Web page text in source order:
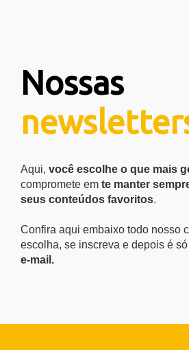
Nossas
Aqui, você escolhe o que mais
compromete em te manter
seus conteúdos favoritos.
Confira aqui embaixo todo nosso
escolha, se inscreva e depois é só
e-mail.